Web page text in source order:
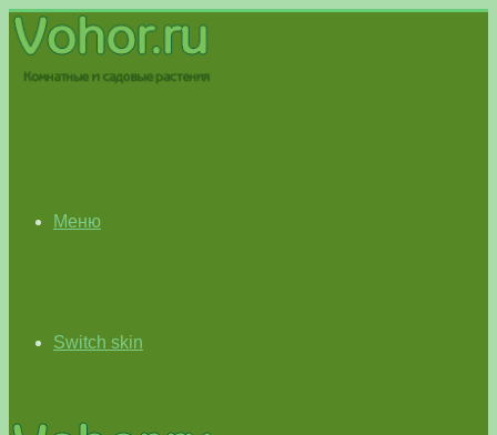
Меню
Switch skin